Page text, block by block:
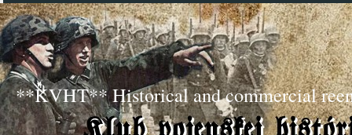
**KVHT** Historical and commercial